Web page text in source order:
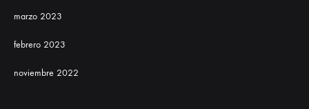
marzo 2023
febrero 2023
noviembre 2022